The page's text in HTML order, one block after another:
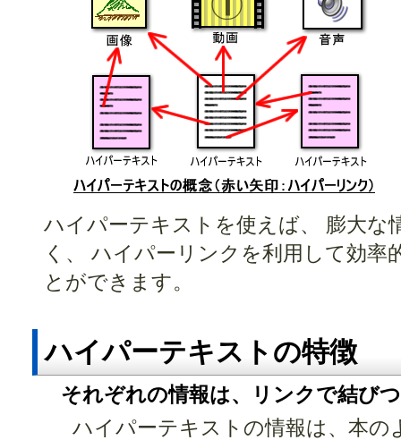
ハイパーテキストを使えば、 膨大な
く、 ハイパーリンクを利用して効率
とができます。
ハイパーテキストの特徴
それぞれの情報は、リンクで結び
ハイパーテキストの情報は、本の